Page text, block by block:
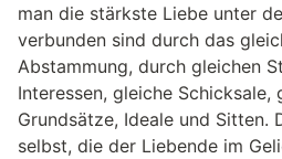
man die stärkste Liebe unter
verbunden sind durch das
Abstammung, durch gleichen
Interessen, gleiche
Grundsätze, Ideale und Sitten.
selbst, die der Liebende im